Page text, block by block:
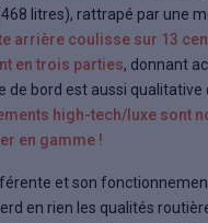
litres), rattrapé par une
arrière coulisse sur 13
en trois parties, donnant
de bord est aussi qualitative
high-tech/luxe sont
en gamme !
et son
en rien les qualités